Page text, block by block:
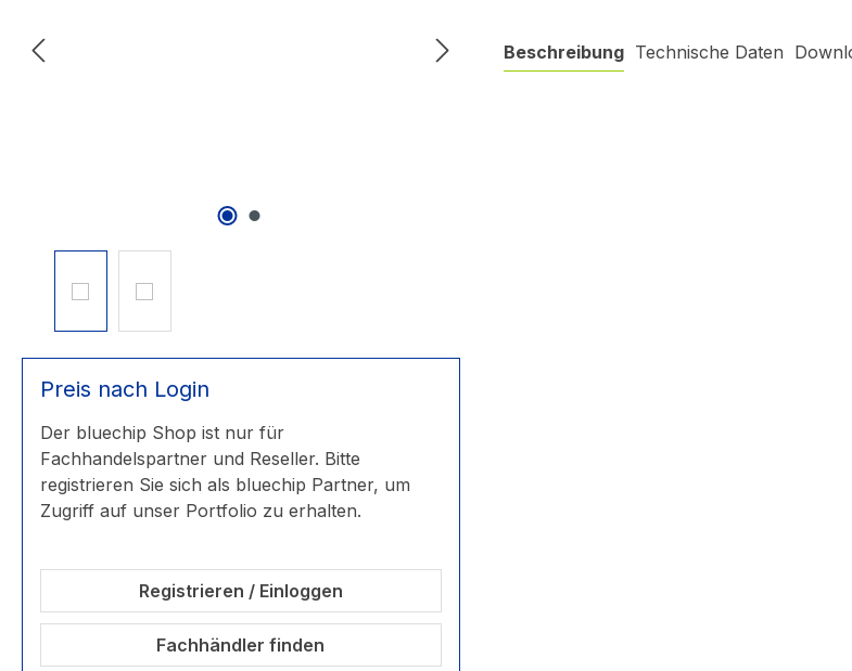
Preis nach Login
Der bluechip Shop ist nur für
Fachhandelspartner und Reseller. Bitte
registrieren Sie sich als bluechip Partner, um
Zugriff auf unser Portfolio zu erhalten.
Registrieren / Einloggen
Fachhändler finden
Beschreibung Technische Daten